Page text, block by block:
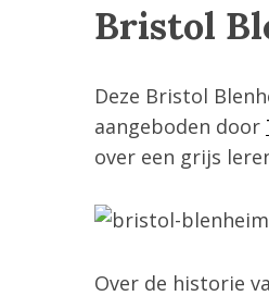
Bristol
Deze Bristol
aangeboden door
over een grijs
Over de historie